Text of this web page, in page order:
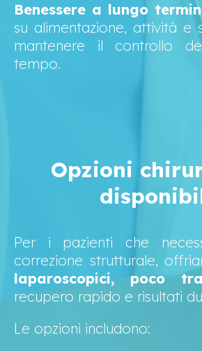
Benessere a lungo
su alimentazione, attività e
mantenere il controllo
tempo.
Opzioni
Per i pazienti che
correzione strutturale,
laparoscopici, poco
recupero rapido e risultati
Le opzioni includono: